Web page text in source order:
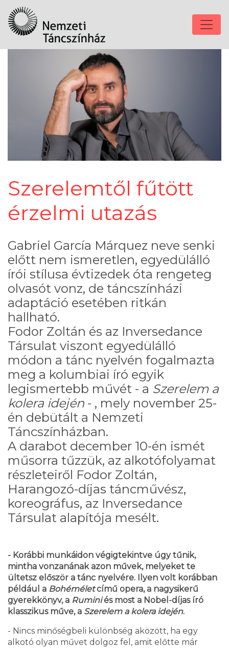
Szerelemtől fűtött
érzelmi utazás
Gabriel García Márquez neve senki
előtt nem ismeretlen, egyedülálló
írói stílusa évtizedek óta rengeteg
olvasót vonz, de táncszínházi
adaptáció esetében ritkán
hallható.
Fodor Zoltán és az Inversedance
Társulat viszont egyedülálló
módon a tánc nyelvén fogalmazta
meg a kolumbiai író egyik
legismertebb művét - a Szerelem a
kolera idején - , mely november 25-
én debütált a Nemzeti
Táncszínházban.
A darabot december 10-én ismét
műsorra tűzzük, az alkotófolyamat
részleteiről Fodor Zoltán,
Harangozó-díjas táncművész,
koreográfus, az Inversedance
Társulat alapítója mesélt.
- Korábbi munkáidon végigtekintve úgy tűnik,
mintha vonzanának azon művek, melyeket te
ültetsz először a tánc nyelvére. Ilyen volt korábban
például a Bohéméletcímű opera, a nagysikerű
gyerekkönyv, a Ruminiés most a Nobel-díjas író
klasszikus műve, a Szerelem a kolera idején.
- Nincs minőségbeli különbség aközött, ha egy
alkotó olyan művet dolgoz fel, amit előtte már